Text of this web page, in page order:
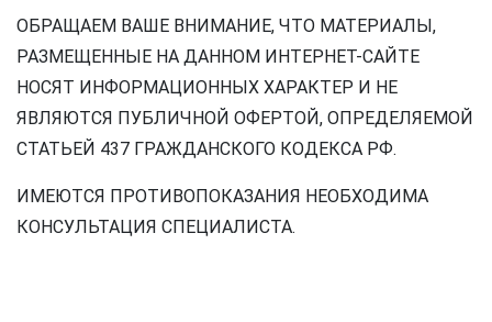
ОБРАЩАЕМ ВАШЕ ВНИМАНИЕ, ЧТО МАТЕРИАЛЫ,
РАЗМЕЩЕННЫЕ НА ДАННОМ ИНТЕРНЕТ-САЙТЕ
НОСЯТ ИНФОРМАЦИОННЫХ ХАРАКТЕР И НЕ
ЯВЛЯЮТСЯ ПУБЛИЧНОЙ ОФЕРТОЙ, ОПРЕДЕЛЯЕМОЙ
СТАТЬЕЙ 437 ГРАЖДАНСКОГО КОДЕКСА РФ.
ИМЕЮТСЯ ПРОТИВОПОКАЗАНИЯ НЕОБХОДИМА
КОНСУЛЬТАЦИЯ СПЕЦИАЛИСТА.